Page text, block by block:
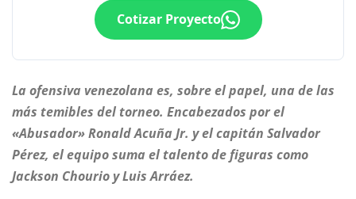
Cotizar Proyecto
La ofensiva venezolana es, sobre el papel, una de las
más temibles del torneo. Encabezados por el
«Abusador» Ronald Acuña Jr. y el capitán Salvador
Pérez, el equipo suma el talento de figuras como
Jackson Chourio y Luis Arráez.